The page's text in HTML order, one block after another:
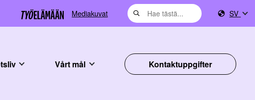
Mediakuvat SV
Vårt mål Kontaktuppgifter